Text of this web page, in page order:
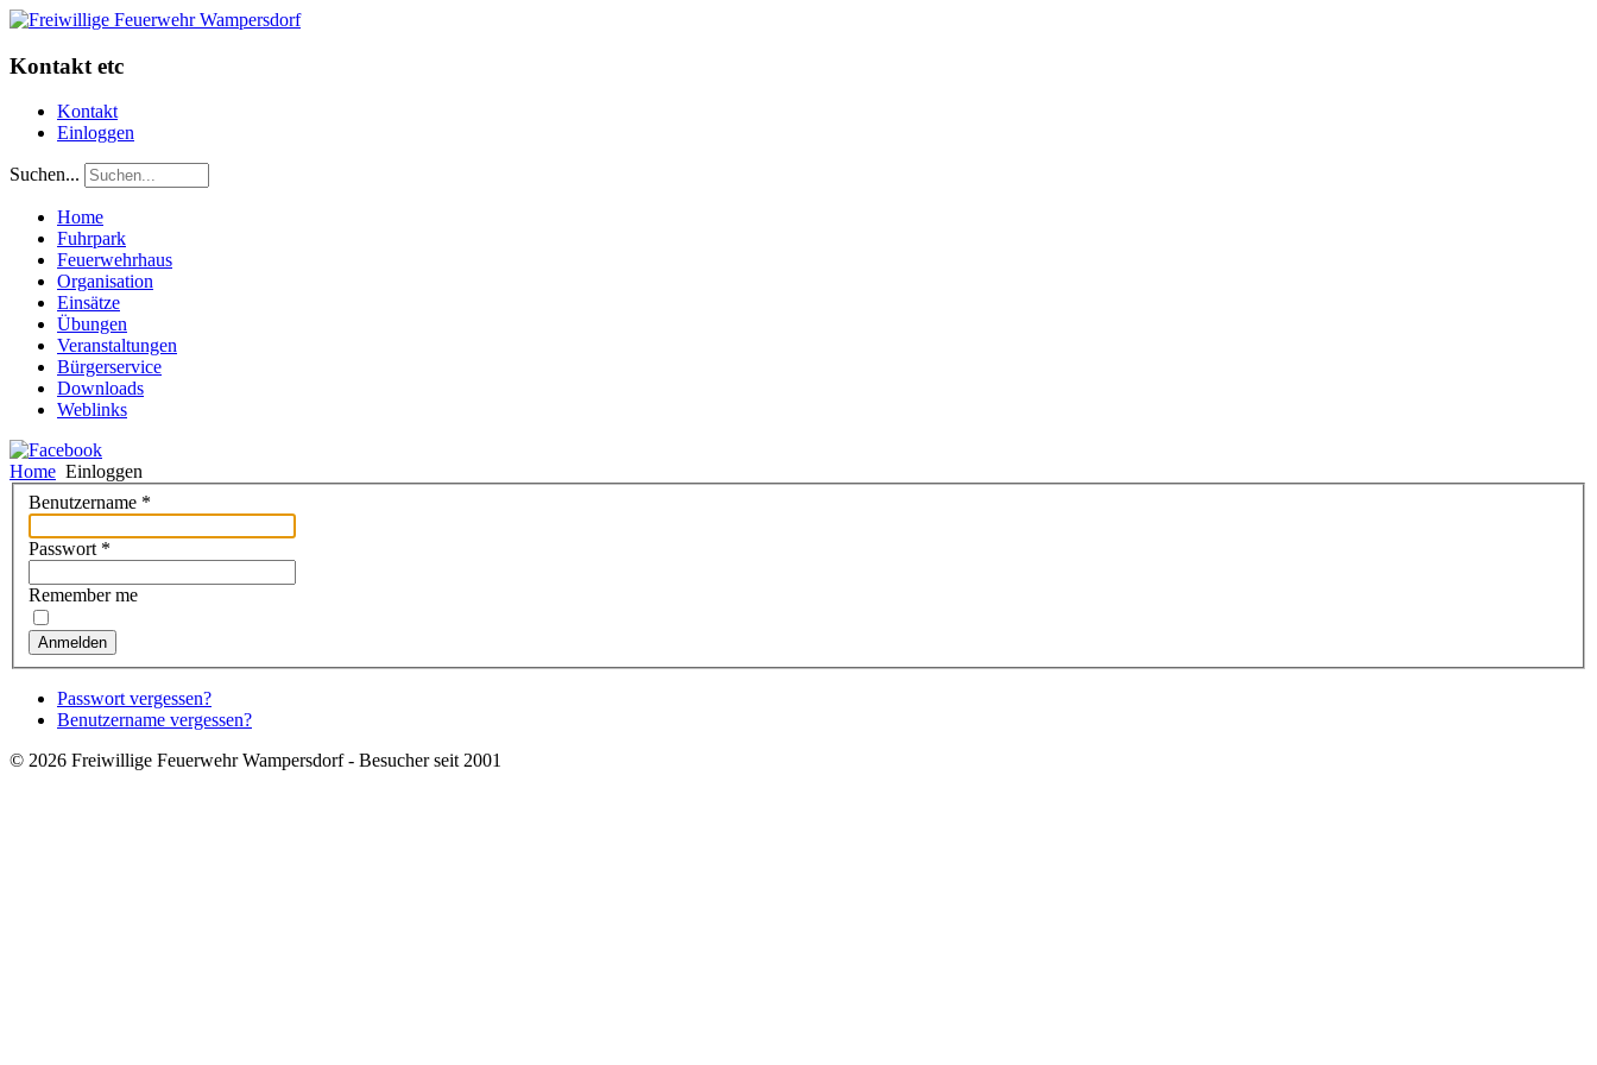
Kontakt etc
Kontakt
Einloggen
Suchen...
Home
Fuhrpark
Feuerwehrhaus
Organisation
Einsätze
Übungen
Veranstaltungen
Bürgerservice
Downloads
Weblinks
Home Einloggen
Benutzername *
Passwort *
Remember me
Anmelden
Passwort vergessen?
Benutzername vergessen?
© 2026 Freiwillige Feuerwehr Wampersdorf - Besucher seit 2001